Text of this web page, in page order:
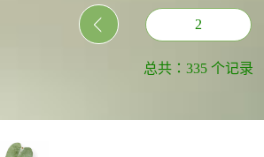
2
总共：335 个记录